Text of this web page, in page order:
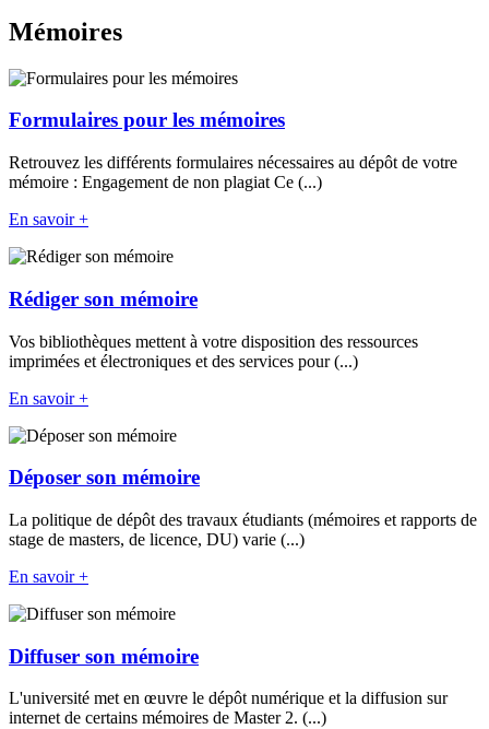
Mémoires
Formulaires pour les mémoires
Retrouvez les différents formulaires nécessaires au dépôt de votre
mémoire : Engagement de non plagiat Ce (...)
En savoir +
Rédiger son mémoire
Vos bibliothèques mettent à votre disposition des ressources
imprimées et électroniques et des services pour (...)
En savoir +
Déposer son mémoire
La politique de dépôt des travaux étudiants (mémoires et rapports de
stage de masters, de licence, DU) varie (...)
En savoir +
Diffuser son mémoire
L'université met en œuvre le dépôt numérique et la diffusion sur
internet de certains mémoires de Master 2. (...)